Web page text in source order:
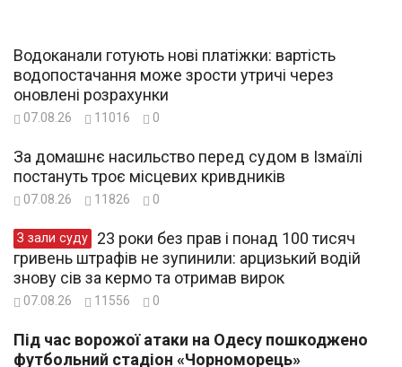
Водоканали готують нові платіжки: вартість
водопостачання може зрости утричі через
оновлені розрахунки
07.08.26 11016 0
За домашнє насильство перед судом в Ізмаїлі
постануть троє місцевих кривдників
07.08.26 11826 0
З зали суду
гривень штрафів не зупинили: арцизький водій
знову сів за кермо та отримав вирок
07.08.26 11556 0
Під час ворожої атаки на Одесу пошкоджено
футбольний стадіон «Чорноморець»